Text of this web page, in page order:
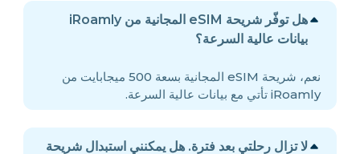
هل توفّر شريحة eSIM المجانية من iRoamly
بيانات عالية السرعة؟
نعم، شريحة eSIM المجانية بسعة 500 ميجابايت من
iRoamly تأتي مع بيانات عالية السرعة.
لا تزال رحلتي بعد فترة. هل يمكنني استبدال شريحة